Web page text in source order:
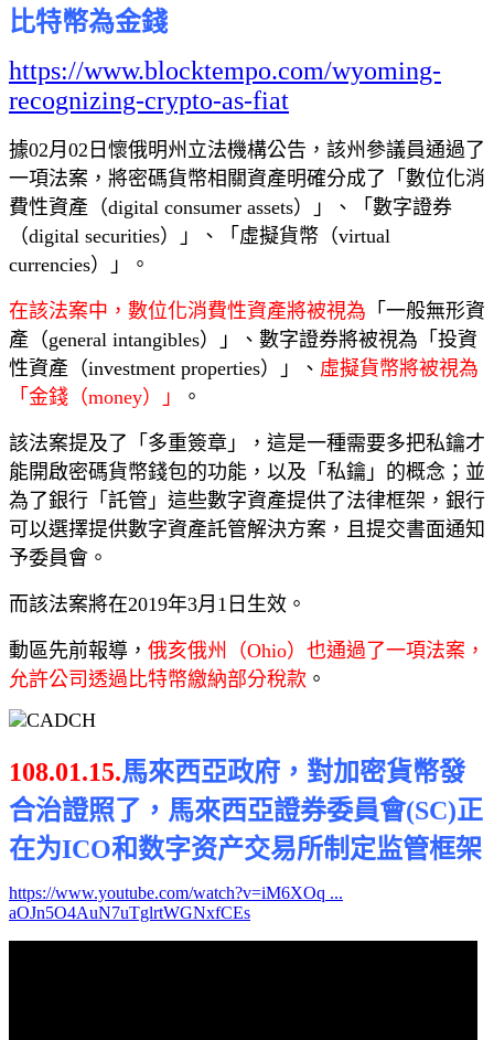
比特幣為金錢
https://www.blocktempo.com/wyoming-
recognizing-crypto-as-fiat
據02月02日懷俄明州立法機構公告，該州參議員通過了
一項法案，將密碼貨幣相關資產明確分成了「數位化消
費性資產（digital consumer assets）」、「數字證券
（digital securities）」、「虛擬貨幣（virtual
currencies）」。
在該法案中，數位化消費性資產將被視為 「一般無形資
產（general intangibles）」、數字證券將被視為「投資
性資產（investment properties）」、 虛擬貨幣將被視為
「金錢（money）」
。
該法案提及了「多重簽章」，這是一種需要多把私鑰才
能開啟密碼貨幣錢包的功能，以及「私鑰」的概念；並
為了銀行「託管」這些數字資產提供了法律框架，銀行
可以選擇提供數字資產託管解決方案，且提交書面通知
予委員會。
而該法案將在2019年3月1日生效。
動區先前報導， 俄亥俄州（Ohio）也通過了一項法案，
允許公司透過比特幣繳納部分稅款 。
108.01.15.馬來西亞政府，對加密貨幣發
合治證照了，馬來西亞證券委員會(SC)正
在为ICO和数字资产交易所制定监管框架
https://www.youtube.com/watch?v=iM6XOq ...
aOJn5O4AuN7uTglrtWGNxfCEs